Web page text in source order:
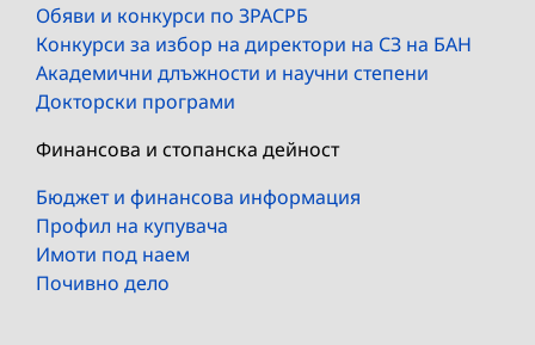
Обяви и конкурси по ЗРАСРБ
Конкурси за избор на директори на СЗ на БАН
Академични длъжности и научни степени
Докторски програми
Финансова и стопанска дейност
Бюджет и финансова информация
Профил на купувача
Имоти под наем
Почивно дело